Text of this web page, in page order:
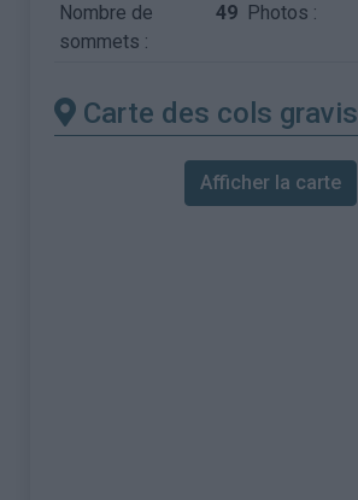
Nombre de
sommets :
49 Photos :
Carte des cols gravis
Afficher la carte